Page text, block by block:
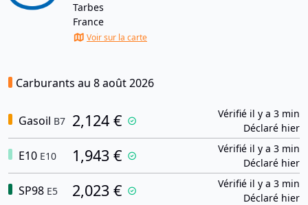
Tarbes
France
Voir sur la carte
Carburants au 8 août 2026
Gasoil B7 2,124 €
Vérifié il y a 3 min
Déclaré hier
E10 E10 1,943 €
Vérifié il y a 3 min
Déclaré hier
SP98 E5 2,023 €
Vérifié il y a 3 min
Déclaré hier